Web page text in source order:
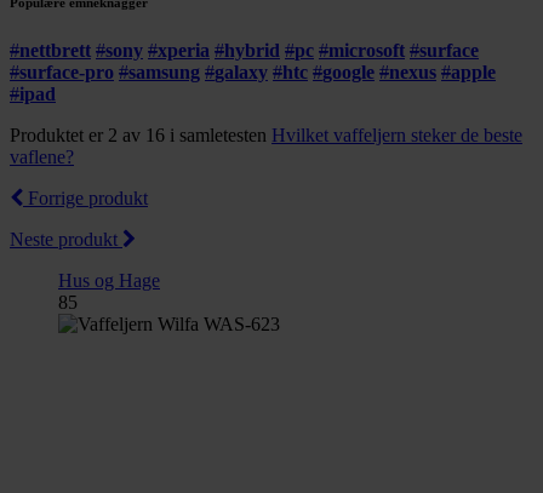
#nettbrett #sony #xperia #hybrid #pc #microsoft #surface
#surface-pro #samsung #galaxy #htc #google #nexus #apple
#ipad
Produktet er 2 av 16 i samletesten Hvilket vaffeljern steker de beste
vaflene?
Forrige produkt
Neste produkt
Hus og Hage
85